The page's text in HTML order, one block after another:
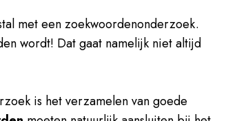
met een zoekwoordenonderzoek.
wordt! Dat gaat namelijk niet altijd
is het verzamelen van goede